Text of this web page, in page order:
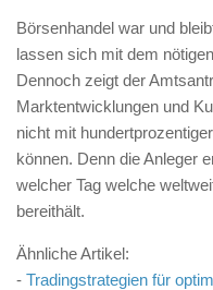
Börsenhandel war und
lassen sich mit dem
Dennoch zeigt der
Marktentwicklungen und
nicht mit
können. Denn die Anleger
welcher Tag welche
bereithält.
Ähnliche Artikel:
- Tradingstrategien für